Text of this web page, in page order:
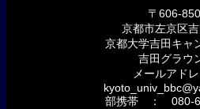
〒606-
京都市左京区
京都大学吉田キャ
吉田グラウ
メールアドレ
部携帯 ： 080-